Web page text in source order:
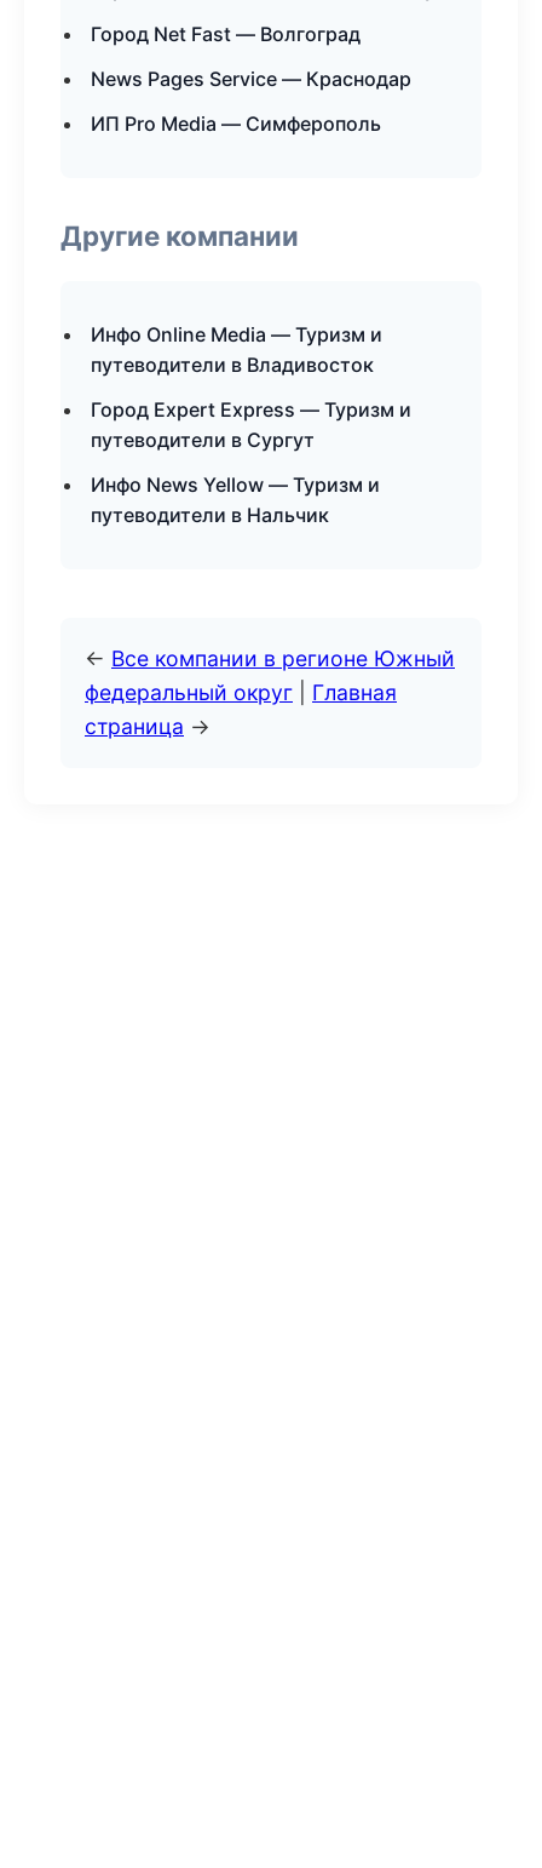
Город Net Fast — Волгоград
News Pages Service — Краснодар
ИП Pro Media — Симферополь
Другие компании
Инфо Online Media — Туризм и
путеводители в Владивосток
Город Expert Express — Туризм и
путеводители в Сургут
Инфо News Yellow — Туризм и
путеводители в Нальчик
← Все компании в регионе Южный
федеральный округ
Главная
страница →